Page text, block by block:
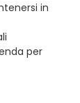
in
per